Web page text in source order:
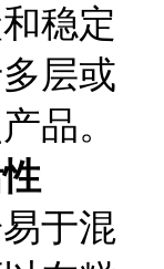
稳定
层或
品。
于混